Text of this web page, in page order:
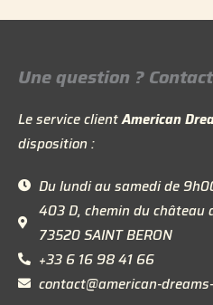
Une question ?
Le service clientAmerican
disposition :
Du lundi au samedi de
403 D, chemin du château
73520 SAINT BERON
+33 6 16 98 41 66
contact@american-